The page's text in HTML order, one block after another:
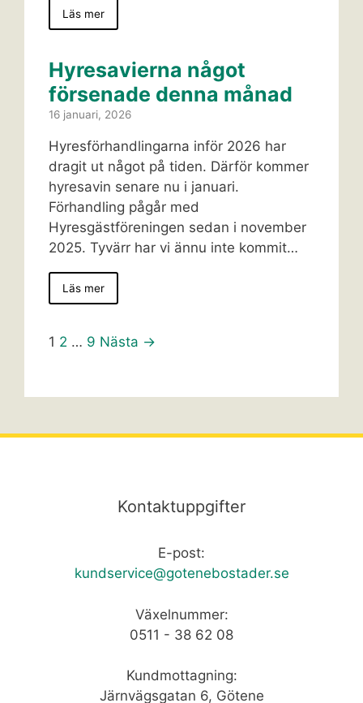
Läs mer
Hyresavierna något
försenade denna månad
16 januari, 2026
Hyresförhandlingarna inför 2026 har
dragit ut något på tiden. Därför kommer
hyresavin senare nu i januari.
Förhandling pågår med
Hyresgästföreningen sedan i november
2025. Tyvärr har vi ännu inte kommit…
Läs mer
1 2 … 9 Nästa →
Kontaktuppgifter
E-post:
kundservice@gotenebostader.se
Växelnummer:
0511 - 38 62 08
Kundmottagning:
Järnvägsgatan 6, Götene